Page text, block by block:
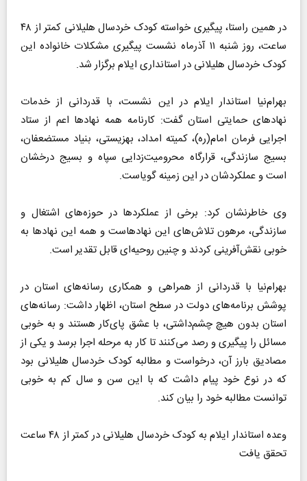
در همین راستا، پیگیری خواسته‌ کودک خردسال هلیلانی کمتر از ۴۸
ساعت، روز شنبه ۱۱ آذرماه نشست پیگیری مشکلات خانواده‌ این
کودک خردسال هلیلانی در استانداری ایلام برگزار شد.
بهرام‌نیا استاندار ایلام در این نشست، با قدردانی از خدمات
نهادهای حمایتی استان گفت: کارنامه‌ همه‌ نهادها اعم از ستاد
اجرایی فرمان امام(ره)، کمیته‌ امداد، بهزیستی، بنیاد مستضعفان،
بسیج سازندگی، قرارگاه محرومیت‌زدایی سپاه و بسیج درخشان
است و عملکردشان در این زمینه گویاست.
وی خاطرنشان کرد: برخی از عملکردها در حوزه‌های اشتغال و
سازندگی، مرهون تلاش‌های این نهادهاست‌ و همه‌ این نهادها به
خوبی نقش‌آفرینی کردند و چنین روحیه‌ای قابل تقدیر است.
بهرام‌نیا با قدردانی از همراهی و همکاری رسانه‌های استان در
پوشش برنامه‌های دولت در سطح استان، اظهار داشت: رسانه‌های
استان بدون هیچ چشم‌داشتی، با عشق پای‌کار هستند و به خوبی
مسائل را پیگیری و رصد می‌کنند تا کار به مرحله اجرا برسد و یکی از
مصادیق بارز آن، درخواست و مطالبه‌ کودک خردسال هلیلانی بود
که در نوع خود پیام داشت که با این سن و سال کم به خوبی
توانست مطالبه‌ خود را بیان کند.
وعده‌ استاندار ایلام به کودک خردسال هلیلانی در کمتر از ۴۸ ساعت
تحقق یافت